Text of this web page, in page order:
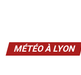
MÉTÉO À LYON